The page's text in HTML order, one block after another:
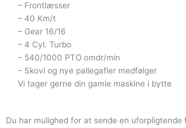
– Frontlæsser
– 40 Km/t
– Gear 16/16
– 4 Cyl. Turbo
– 540/1000 PTO omdr/min
– Skovl og nye pallegafler medfølger
Vi tager gerne din gamle maskine i bytte
Du har mulighed for at sende en uforpligtende